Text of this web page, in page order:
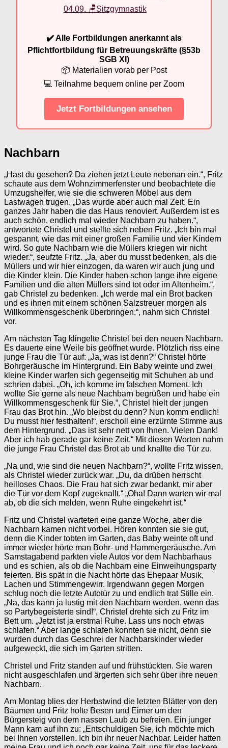
04.09. 🪑Sitzgymnastik
✔️ Alle Fortbildungen anerkannt als
Pflichtfortbildung für Betreuungskräfte (§53b
SGB XI)
📦 Materialien vorab per Post
💻 Teilnahme bequem online per Zoom
Jetzt Fortbildungen ansehen
Nachbarn
„Hast du gesehen? Da ziehen jetzt Leute nebenan ein.“, Fritz
schaute aus dem Wohnzimmerfenster und beobachtete die
Umzugshelfer, wie sie die schweren Möbel aus dem
Lastwagen trugen. „Das wurde aber auch mal Zeit. Ein
ganzes Jahr haben die das Haus renoviert. Außerdem ist es
auch schön, endlich mal wieder Nachbarn zu haben.“,
antwortete Christel und stellte sich neben Fritz. „Ich bin mal
gespannt, wie das mit einer großen Familie und vier Kindern
wird. So gute Nachbarn wie die Müllers kriegen wir nicht
wieder.“, seufzte Fritz. „Ja, aber du musst bedenken, als die
Müllers und wir hier einzogen, da waren wir auch jung und
die Kinder klein. Die Kinder haben schon lange ihre eigene
Familien und die alten Müllers sind tot oder im Altenheim.“,
gab Christel zu bedenken. „Ich werde mal ein Brot backen
und es ihnen mit einem schönen Salzstreuer morgen als
Willkommensgeschenk überbringen.“, nahm sich Christel
vor.
Am nächsten Tag klingelte Christel bei den neuen Nachbarn.
Es dauerte eine Weile bis geöffnet wurde. Plötzlich riss eine
junge Frau die Tür auf: „Ja, was ist denn?“ Christel hörte
Bohrgeräusche im Hintergrund. Ein Baby weinte und zwei
kleine Kinder warfen sich gegenseitig mit Schuhen ab und
schrien dabei. „Oh, ich komme im falschen Moment. Ich
wollte Sie gerne als neue Nachbarn begrüßen und habe ein
Willkommensgeschenk für Sie.“, Christel hielt der jungen
Frau das Brot hin. „Wo bleibst du denn? Nun komm endlich!
Du musst hier festhalten!“, erscholl eine erzürnte Stimme aus
dem Hintergrund. „Das ist sehr nett von Ihnen. Vielen Dank!
Aber ich hab gerade gar keine Zeit.“ Mit diesen Worten nahm
die junge Frau Christel das Brot ab und knallte die Tür zu.
„Na und, wie sind die neuen Nachbarn?“, wollte Fritz wissen,
als Christel wieder zurück war. „Du, da drüben herrscht
heilloses Chaos. Die Frau hat sich zwar bedankt, mir aber
die Tür vor dem Kopf zugeknallt.“ „Oha! Dann warten wir mal
ab, ob die sich melden, wenn Ruhe eingekehrt ist.“
Fritz und Christel warteten eine ganze Woche, aber die
Nachbarn kamen nicht vorbei. Hören konnten sie sie gut,
denn die Kinder tobten im Garten, das Baby weinte oft und
immer wieder hörte man Bohr- und Hammergeräusche. Am
Samstagabend parkten viele Autos vor dem Nachbarhaus
und es schien, als ob die Nachbarn eine Einweihungsparty
feierten. Bis spät in die Nacht hörte das Ehepaar Musik,
Lachen und Stimmengewirr. Irgendwann gegen Morgen
schlug noch die letzte Autotür zu und endlich trat Stille ein.
„Na, das kann ja lustig mit den Nachbarn werden, wenn das
so Partybegeisterte sind!“, Christel drehte sich zu Fritz im
Bett um. „Jetzt ist ja erstmal Ruhe. Lass uns noch etwas
schlafen.“ Aber lange schlafen konnten sie nicht, denn sie
wurden durch das Geschrei der Nachbarskinder wieder
aufgeweckt, die sich im Garten stritten.
Christel und Fritz standen auf und frühstückten. Sie waren
nicht ausgeschlafen und ärgerten sich sehr über ihre neuen
Nachbarn.
Am Montag blies der Herbstwind die letzten Blätter von den
Bäumen und Fritz holte Besen und Eimer um den
Bürgersteig von dem nassen Laub zu befreien. Ein junger
Mann kam auf ihn zu: „Entschuldigen Sie, ich möchte mich
bei Ihnen vorstellen. Ich bin ihr neuer Nachbar. Leider hatten